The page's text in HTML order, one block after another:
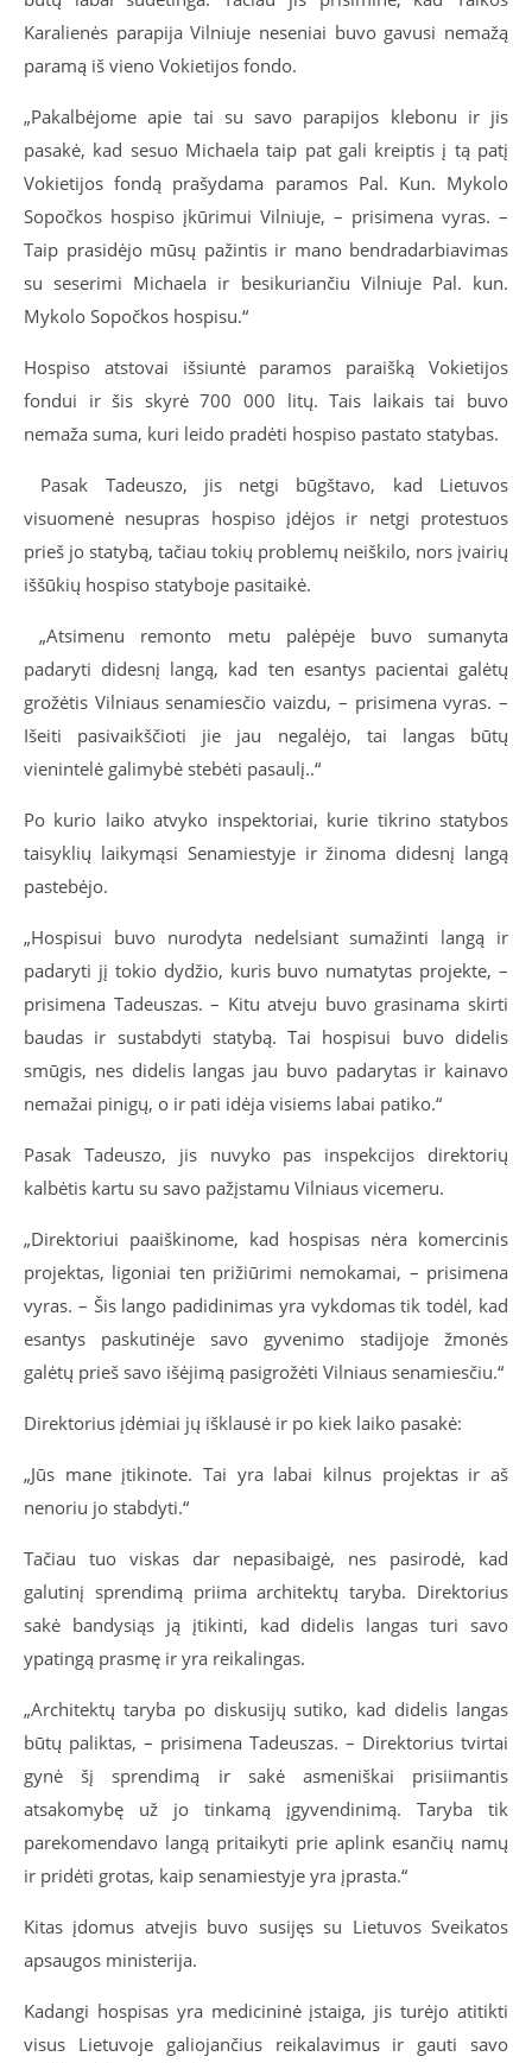
Karalienės parapija Vilniuje neseniai buvo gavusi nemažą
paramą iš vieno Vokietijos fondo.
„Pakalbėjome apie tai su savo parapijos klebonu ir jis
pasakė, kad sesuo Michaela taip pat gali kreiptis į tą patį
Vokietijos fondą prašydama paramos Pal. Kun. Mykolo
Sopočkos hospiso įkūrimui Vilniuje, – prisimena vyras. –
Taip prasidėjo mūsų pažintis ir mano bendradarbiavimas
su seserimi Michaela ir besikuriančiu Vilniuje Pal. kun.
Mykolo Sopočkos hospisu.“
Hospiso atstovai išsiuntė paramos paraišką Vokietijos
fondui ir šis skyrė 700 000 litų. Tais laikais tai buvo
nemaža suma, kuri leido pradėti hospiso pastato statybas.
Pasak Tadeuszo, jis netgi būgštavo, kad Lietuvos
visuomenė nesupras hospiso įdėjos ir netgi protestuos
prieš jo statybą, tačiau tokių problemų neiškilo, nors įvairių
iššūkių hospiso statyboje pasitaikė.
„Atsimenu remonto metu palėpėje buvo sumanyta
padaryti didesnį langą, kad ten esantys pacientai galėtų
grožėtis Vilniaus senamiesčio vaizdu, – prisimena vyras. –
Išeiti pasivaikščioti jie jau negalėjo, tai langas būtų
vienintelė galimybė stebėti pasaulį..“
Po kurio laiko atvyko inspektoriai, kurie tikrino statybos
taisyklių laikymąsi Senamiestyje ir žinoma didesnį langą
pastebėjo.
„Hospisui buvo nurodyta nedelsiant sumažinti langą ir
padaryti jį tokio dydžio, kuris buvo numatytas projekte, –
prisimena Tadeuszas. – Kitu atveju buvo grasinama skirti
baudas ir sustabdyti statybą. Tai hospisui buvo didelis
smūgis, nes didelis langas jau buvo padarytas ir kainavo
nemažai pinigų, o ir pati idėja visiems labai patiko.“
Pasak Tadeuszo, jis nuvyko pas inspekcijos direktorių
kalbėtis kartu su savo pažįstamu Vilniaus vicemeru.
„Direktoriui paaiškinome, kad hospisas nėra komercinis
projektas, ligoniai ten prižiūrimi nemokamai, – prisimena
vyras. – Šis lango padidinimas yra vykdomas tik todėl, kad
esantys paskutinėje savo gyvenimo stadijoje žmonės
galėtų prieš savo išėjimą pasigrožėti Vilniaus senamiesčiu.“
Direktorius įdėmiai jų išklausė ir po kiek laiko pasakė:
„Jūs mane įtikinote. Tai yra labai kilnus projektas ir aš
nenoriu jo stabdyti.“
Tačiau tuo viskas dar nepasibaigė, nes pasirodė, kad
galutinį sprendimą priima architektų taryba. Direktorius
sakė bandysiąs ją įtikinti, kad didelis langas turi savo
ypatingą prasmę ir yra reikalingas.
„Architektų taryba po diskusijų sutiko, kad didelis langas
būtų paliktas, – prisimena Tadeuszas. – Direktorius tvirtai
gynė šį sprendimą ir sakė asmeniškai prisiimantis
atsakomybę už jo tinkamą įgyvendinimą. Taryba tik
parekomendavo langą pritaikyti prie aplink esančių namų
ir pridėti grotas, kaip senamiestyje yra įprasta.“
Kitas įdomus atvejis buvo susijęs su Lietuvos Sveikatos
apsaugos ministerija.
Kadangi hospisas yra medicininė įstaiga, jis turėjo atitikti
visus Lietuvoje galiojančius reikalavimus ir gauti savo